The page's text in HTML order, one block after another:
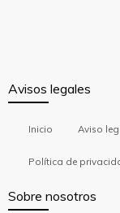
Avisos legales
Inicio Aviso
Política de
Sobre nosotros